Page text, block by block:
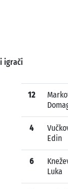
igrači
12
4
Edin
6
Luka